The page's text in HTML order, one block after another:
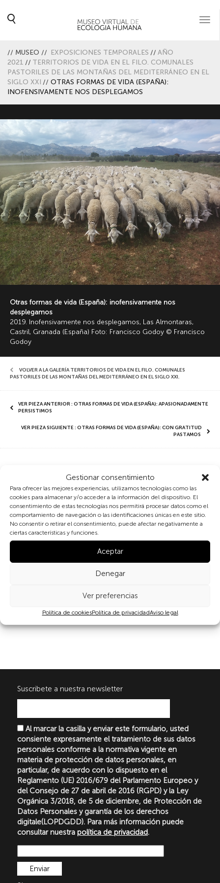
Gestionar consentimiento
Para ofrecer las mejores experiencias, utilizamos tecnologías como las
cookies para almacenar y/o acceder a la información del dispositivo. El
consentimiento de estas tecnologías nos permitirá procesar datos como el
comportamiento de navegación o las identificaciones únicas en este sitio.
No consentir o retirar el consentimiento, puede afectar negativamente a
ciertas características y funciones.
Aceptar
Denegar
Ver preferencias
Política de cookiesPolítica de privacidadAviso legal
// MUSEO // EXPOSICIONES TEMPORALES // AÑO
2021 // TERRITORIOS DE VIDA EN EL FILO. COMUNALES
PASTORILES DE LAS MONTAÑAS DEL MEDITERRÁNEO EN EL
SIGLO XXI // OTRAS FORMAS DE VIDA (ESPAÑA):
INOFENSIVAMENTE NOS DESPLEGAMOS
Otras formas de vida (España): inofensivamente nos
desplegamos
2019. Inofensivamente nos desplegamos, Las Almontaras,
Castril, Granada (España) Foto: Francisco Godoy © Francisco
Godoy
VOLVER A LA GALERÍA TERRITORIOS DE VIDA EN EL FILO. COMUNALES
PASTORILES DE LAS MONTAÑAS DEL MEDITERRÁNEO EN EL SIGLO XXI,
VER PIEZA ANTERIOR : OTRAS FORMAS DE VIDA (ESPAÑA): APASIONADAMENTE
PERSISTIMOS
VER PIEZA SIGUIENTE : OTRAS FORMAS DE VIDA (ESPAÑA): CON GRATITUD
PASTAMOS
Otras formas de vida (España):
inofensivamente nos
desplegamos
Otras formas de conservación
Suscribete a nuestra newsletter
Al marcar la casilla y enviar este formulario, usted
consiente expresamente el tratamiento de sus datos
personales conforme a la normativa vigente en
materia de protección de datos personales, en
particular, de acuerdo con lo dispuesto en el
Reglamento (UE) 2016/679 del Parlamento Europeo y
del Consejo de 27 de abril de 2016 (RGPD) y la Ley
Orgánica 3/2018, de 5 de diciembre, de Protección de
Datos Personales y garantía de los derechos
digitale(LOPDGDD). Para más información puede
consultar nuestra política de privacidad.